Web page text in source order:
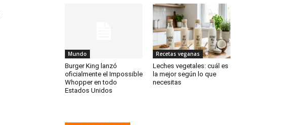
Mundo
Burger King lanzó
oficialmente el Impossible
Whopper en todo
Estados Unidos
Recetas veganas
Leches vegetales: cuál es
la mejor según lo que
necesitas